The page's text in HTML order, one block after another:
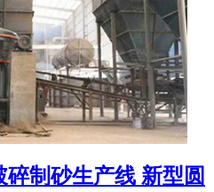
制砂生产线 新型圆